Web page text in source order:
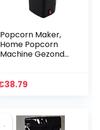
Popcorn Maker,
Home Popcorn
Machine Gezonde
machine voor
38.79